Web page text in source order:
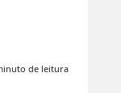
de leitura